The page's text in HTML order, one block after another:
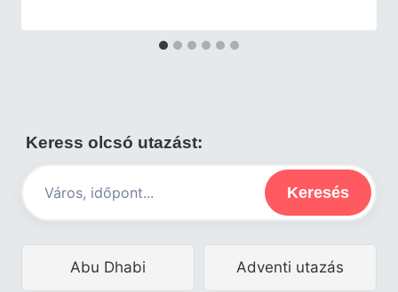
Keress olcsó utazást:
Keresés
Abu Dhabi Adventi utazás